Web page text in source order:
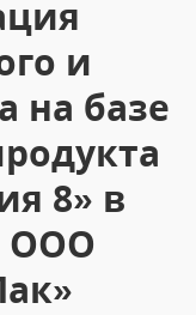
и
на базе
8» в
ООО